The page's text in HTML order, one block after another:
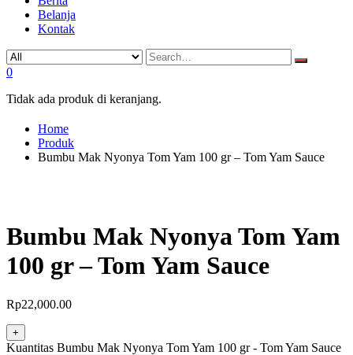
Belanja
Kontak
0
Tidak ada produk di keranjang.
Home
Produk
Bumbu Mak Nyonya Tom Yam 100 gr – Tom Yam Sauce
Bumbu Mak Nyonya Tom Yam
100 gr – Tom Yam Sauce
Rp22,000.00
+
Kuantitas Bumbu Mak Nyonya Tom Yam 100 gr - Tom Yam Sauce